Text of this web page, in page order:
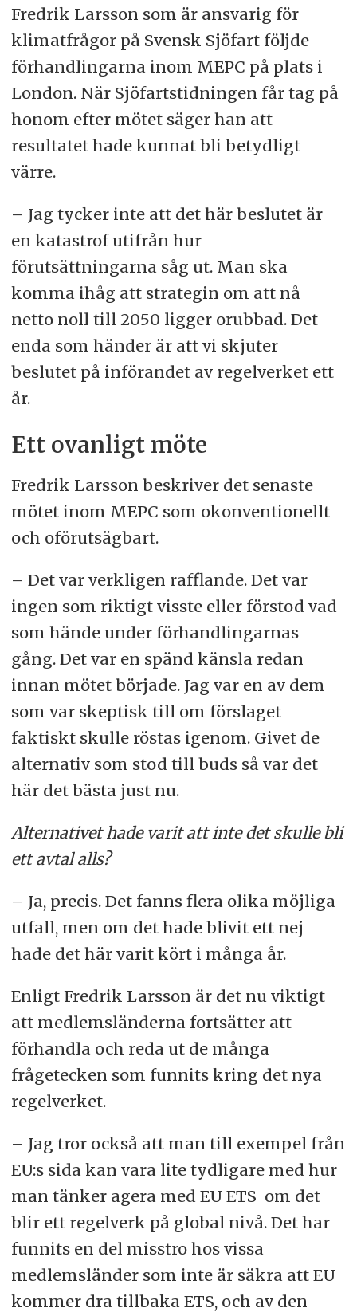
Fredrik Larsson som är ansvarig för
klimatfrågor på Svensk Sjöfart följde
förhandlingarna inom MEPC på plats i
London. När Sjöfartstidningen får tag på
honom efter mötet säger han att
resultatet hade kunnat bli betydligt
värre.
– Jag tycker inte att det här beslutet är
en katastrof utifrån hur
förutsättningarna såg ut. Man ska
komma ihåg att strategin om att nå
netto noll till 2050 ligger orubbad. Det
enda som händer är att vi skjuter
beslutet på införandet av regelverket ett
år.
Ett ovanligt möte
Fredrik Larsson beskriver det senaste
mötet inom MEPC som okonventionellt
och oförutsägbart.
– Det var verkligen rafflande. Det var
ingen som riktigt visste eller förstod vad
som hände under förhandlingarnas
gång. Det var en spänd känsla redan
innan mötet började. Jag var en av dem
som var skeptisk till om förslaget
faktiskt skulle röstas igenom. Givet de
alternativ som stod till buds så var det
här det bästa just nu.
Alternativet hade varit att inte det skulle bli
ett avtal alls?
– Ja, precis. Det fanns flera olika möjliga
utfall, men om det hade blivit ett nej
hade det här varit kört i många år.
Enligt Fredrik Larsson är det nu viktigt
att medlemsländerna fortsätter att
förhandla och reda ut de många
frågetecken som funnits kring det nya
regelverket.
– Jag tror också att man till exempel från
EU:s sida kan vara lite tydligare med hur
man tänker agera med EU ETS om det
blir ett regelverk på global nivå. Det har
funnits en del misstro hos vissa
medlemsländer som inte är säkra att EU
kommer dra tillbaka ETS, och av den